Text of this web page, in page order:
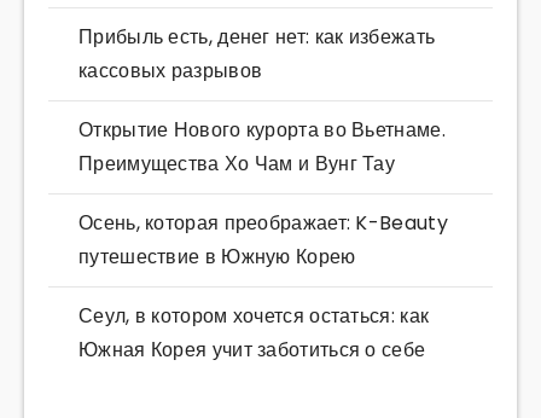
Прибыль есть, денег нет: как избежать
кассовых разрывов
Открытие Нового курорта во Вьетнаме.
Преимущества Хо Чам и Вунг Тау
Осень, которая преображает: K-Beauty
путешествие в Южную Корею
Сеул, в котором хочется остаться: как
Южная Корея учит заботиться о себе